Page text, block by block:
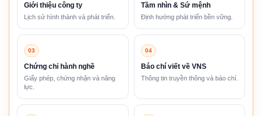
Giới thiệu công ty
Lịch sử hình thành và phát triển.
Tầm nhìn & Sứ mệnh
Định hướng phát triển bền vững.
03
Chứng chỉ hành nghề
Giấy phép, chứng nhận và năng
lực.
04
Báo chí viết về VNS
Thông tin truyền thông và báo chí.